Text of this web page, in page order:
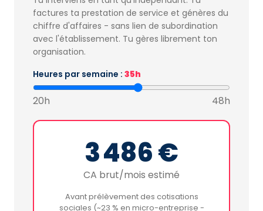
factures ta prestation de service et génères du
chiffre d'affaires - sans lien de subordination
avec l'établissement. Tu gères librement ton
organisation.
Heures par semaine : 35h
20h 48h
3 486 €
CA brut/mois estimé
Avant prélèvement des cotisations
sociales (~23 % en micro-entreprise -